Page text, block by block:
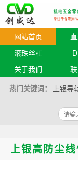
网站首页
滚珠丝杠
关于我们
热门关键词：
上银导
上银高防尘